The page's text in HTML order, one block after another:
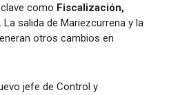
como Fiscalización,
La salida de Mariezcurrena y la
otros cambios en
jefe de Control y